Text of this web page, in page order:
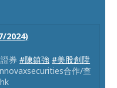
2024)
券#陳鎮強 #美股創陞
合作/查